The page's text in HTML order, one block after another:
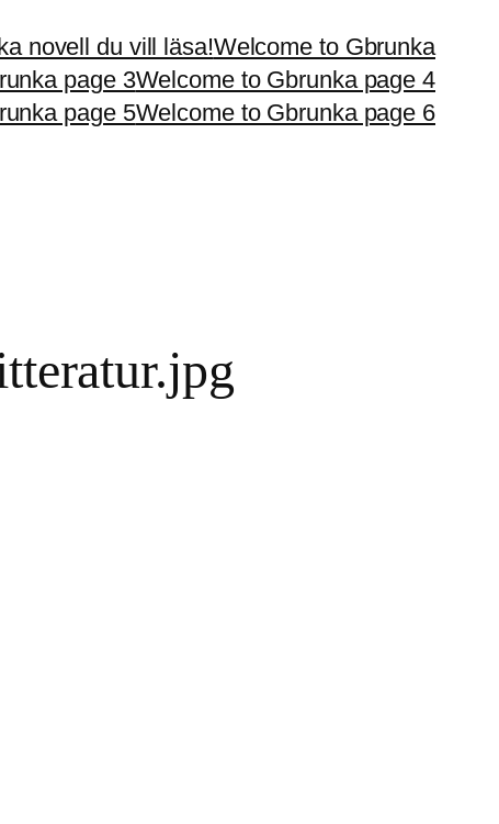
novell du vill läsa!Welcome to Gbrunka
page 3Welcome to Gbrunka page 4
page 5Welcome to Gbrunka page 6